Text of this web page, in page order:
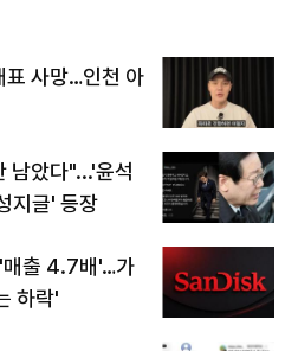
표 사망…인천 아
남았다"...'윤석
지글' 등장
매출 4.7배'…가
하락'